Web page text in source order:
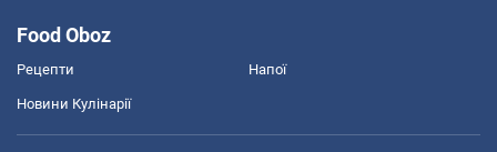
Food Oboz
Рецепти Напої
Новини Кулінарії